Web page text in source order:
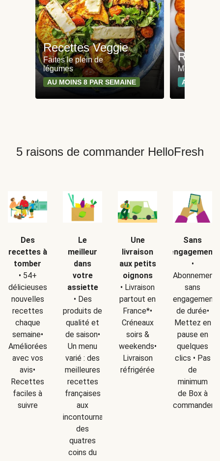
Recettes Veggie
Faites le plein de
légumes
AU MOINS 8 PAR SEMAINE
Moins de
AU MOINS
5 raisons de commander HelloFresh
Des
recettes à
tomber
• 54+
délicieuses
nouvelles
recettes
chaque
semaine•
Améliorées
avec vos
avis•
Recettes
faciles à
suivre
Le
meilleur
dans
votre
assiette
• Des
produits de
qualité et
de saison•
Un menu
varié : des
meilleures
recettes
françaises
aux
incontournables
des
quatres
coins du
Une
livraison
aux petits
oignons
• Livraison
partout en
France*•
Créneaux
soirs &
weekends•
Livraison
réfrigérée
Sans
engagement
•
Abonnement
sans
engagement
de durée•
Mettez en
pause en
quelques
clics • Pas
de
minimum
de Box à
commander